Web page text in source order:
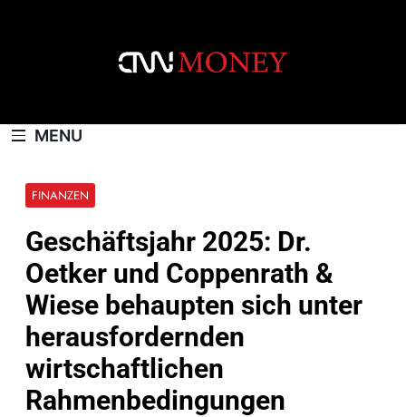
MENU
FINANZEN
Geschäftsjahr 2025: Dr.
Oetker und Coppenrath &
Wiese behaupten sich unter
herausfordernden
wirtschaftlichen
Rahmenbedingungen